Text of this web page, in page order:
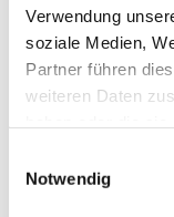
Verwendung
soziale Medien,
Partner führen
weiteren Daten
Notwendig
Günter
Nachbar,
Hans-Jürgen
Lange, Andreas
Zobel, Rüdiger
Koziak,